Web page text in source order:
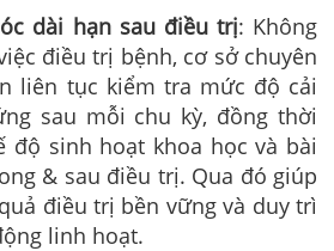
dài hạn sau điều trị: Không
điều trị bệnh, cơ sở chuyên
liên tục kiểm tra mức độ cải
sau mỗi chu kỳ, đồng thời
độ sinh hoạt khoa học và bài
& sau điều trị. Qua đó giúp
điều trị bền vững và duy trì
linh hoạt.